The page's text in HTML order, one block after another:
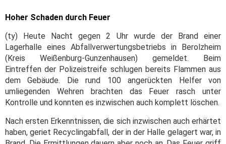
Hoher Schaden durch Feuer
(ty) Heute Nacht gegen 2 Uhr wurde der Brand einer
Lagerhalle eines Abfallverwertungsbetriebs in Berolzheim
(Kreis Weißenburg-Gunzenhausen) gemeldet. Beim
Eintreffen der Polizeistreife schlugen bereits Flammen aus
dem Gebäude. Die rund 100 angerückten Helfer von
umliegenden Wehren brachten das Feuer rasch unter
Kontrolle und konnten es inzwischen auch komplett löschen.
Nach ersten Erkenntnissen, die sich inzwischen auch erhärtet
haben, geriet Recyclingabfall, der in der Halle gelagert war, in